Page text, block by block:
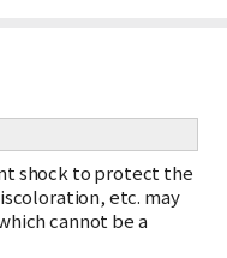
shock to protect the
etc. may
cannot be a